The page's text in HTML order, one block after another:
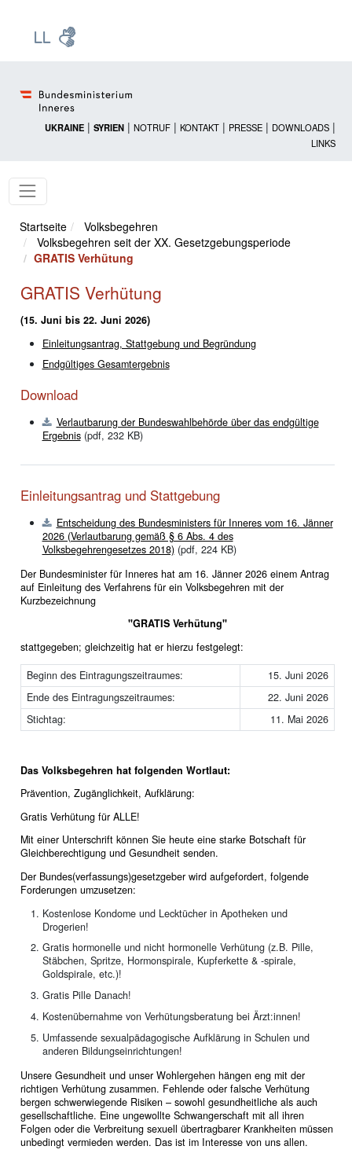
UKRAINE | SYRIEN | NOTRUF | KONTAKT | PRESSE | DOWNLOADS |
LINKS
Startseite
Volksbegehren
Volksbegehren seit der XX. Gesetzgebungsperiode
GRATIS Verhütung
GRATIS Verhütung
(15. Juni bis 22. Juni 2026)
Einleitungsantrag, Stattgebung und Begründung
Endgültiges Gesamtergebnis
Download
Verlautbarung der Bundeswahlbehörde über das endgültige
Ergebnis(pdf, 232 KB)
Einleitungsantrag und Stattgebung
Entscheidung des Bundesministers für Inneres vom 16. Jänner
2026 (Verlautbarung gemäß § 6 Abs. 4 des
Volksbegehrengesetzes 2018)(pdf, 224 KB)
Der Bundesminister für Inneres hat am 16. Jänner 2026 einem Antrag
auf Einleitung des Verfahrens für ein Volksbegehren mit der
Kurzbezeichnung
"GRATIS Verhütung"
stattgegeben; gleichzeitig hat er hierzu festgelegt:
Beginn des Eintragungszeitraumes:
15. Juni 2026
Ende des Eintragungszeitraumes:
22. Juni 2026
Stichtag:
11. Mai 2026
Das Volksbegehren hat folgenden Wortlaut:
Prävention, Zugänglichkeit, Aufklärung:
Gratis Verhütung für ALLE!
Mit einer Unterschrift können Sie heute eine starke Botschaft für
Gleichberechtigung und Gesundheit senden.
Der Bundes(verfassungs)gesetzgeber wird aufgefordert, folgende
Forderungen umzusetzen:
Kostenlose Kondome und Lecktücher in Apotheken und
Drogerien!
Gratis hormonelle und nicht hormonelle Verhütung (z.B. Pille,
Stäbchen, Spritze, Hormonspirale, Kupferkette & -spirale,
Goldspirale, etc.)!
Gratis Pille Danach!
Kostenübernahme von Verhütungsberatung bei Ärzt:innen!
Umfassende sexualpädagogische Aufklärung in Schulen und
anderen Bildungseinrichtungen!
Unsere Gesundheit und unser Wohlergehen hängen eng mit der
richtigen Verhütung zusammen. Fehlende oder falsche Verhütung
bergen schwerwiegende Risiken – sowohl gesundheitliche als auch
gesellschaftliche. Eine ungewollte Schwangerschaft mit all ihren
Folgen oder die Verbreitung sexuell übertragbarer Krankheiten müssen
unbedingt vermieden werden. Das ist im Interesse von uns allen.